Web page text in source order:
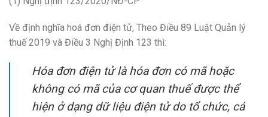
Về định nghĩa hoá đơn điện tử, Theo Điều 89 Luật Quản lý
thuế 2019 và Điều 3 Nghị Định 123 thì:
Hóa đơn điện tử là hóa đơn có mã hoặc
không có mã của cơ quan thuế được thể
hiện ở dạng dữ liệu điện tử do tổ chức, cá